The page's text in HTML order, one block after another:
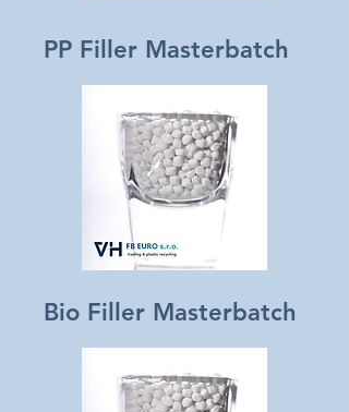
PP Filler Masterbatch
Bio Filler Masterbatch